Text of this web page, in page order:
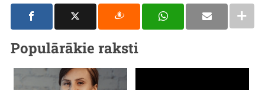
Populārākie raksti